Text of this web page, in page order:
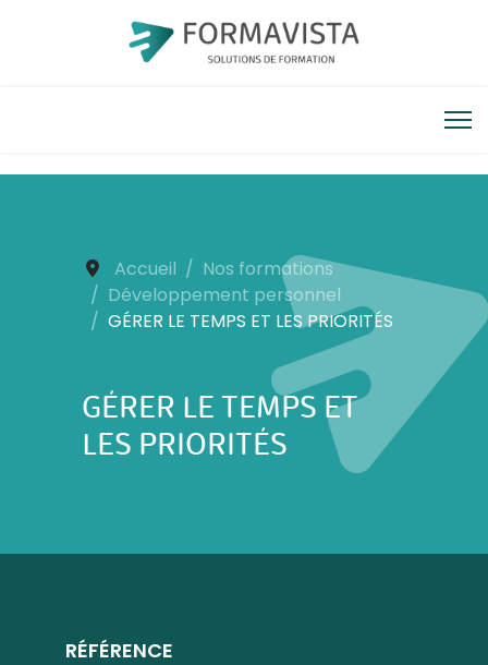
Accueil
Nos formations
Développement personnel
GÉRER LE TEMPS ET LES PRIORITÉS
GÉRER LE TEMPS ET
LES PRIORITÉS
RÉFÉRENCE